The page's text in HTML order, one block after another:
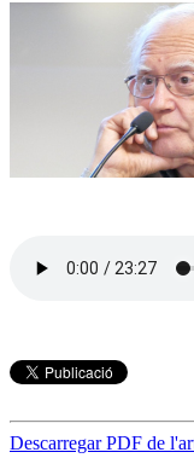
Descarregar PDF de